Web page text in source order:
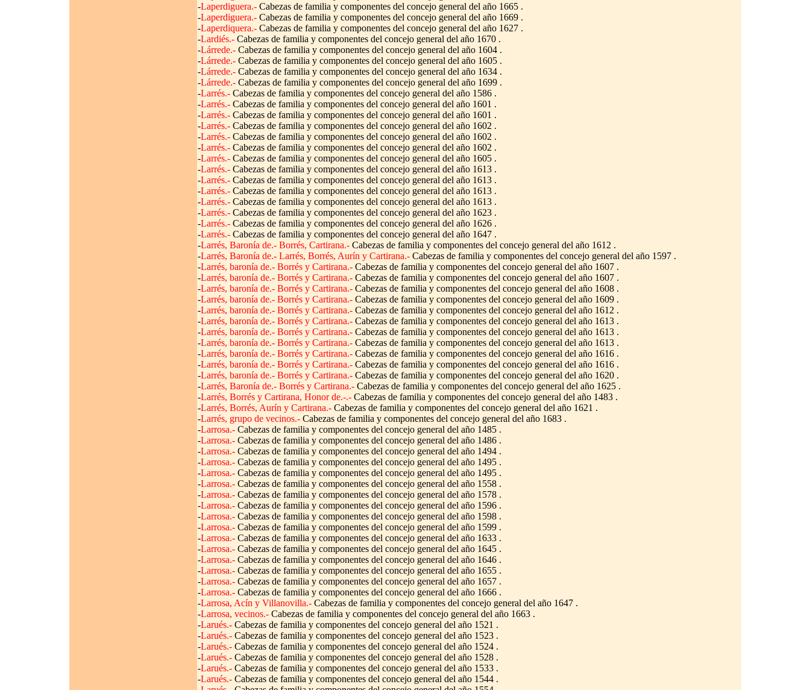
-Laperdiguera.-Cabezas de familia y componentes del concejo general del año 1665 .
-Laperdiguera.-Cabezas de familia y componentes del concejo general del año 1669 .
-Laperdiquera.-Cabezas de familia y componentes del concejo general del año 1627 .
-Lardiés.-Cabezas de familia y componentes del concejo general del año 1670 .
-Lárrede.-Cabezas de familia y componentes del concejo general del año 1604 .
-Lárrede.-Cabezas de familia y componentes del concejo general del año 1605 .
-Lárrede.-Cabezas de familia y componentes del concejo general del año 1634 .
-Lárrede.-Cabezas de familia y componentes del concejo general del año 1699 .
-Larrés.-Cabezas de familia y componentes del concejo general del año 1586 .
-Larrés.-Cabezas de familia y componentes del concejo general del año 1601 .
-Larrés.-Cabezas de familia y componentes del concejo general del año 1601 .
-Larrés.-Cabezas de familia y componentes del concejo general del año 1602 .
-Larrés.-Cabezas de familia y componentes del concejo general del año 1602 .
-Larrés.-Cabezas de familia y componentes del concejo general del año 1602 .
-Larrés.-Cabezas de familia y componentes del concejo general del año 1605 .
-Larrés.-Cabezas de familia y componentes del concejo general del año 1613 .
-Larrés.-Cabezas de familia y componentes del concejo general del año 1613 .
-Larrés.-Cabezas de familia y componentes del concejo general del año 1613 .
-Larrés.-Cabezas de familia y componentes del concejo general del año 1613 .
-Larrés.-Cabezas de familia y componentes del concejo general del año 1623 .
-Larrés.-Cabezas de familia y componentes del concejo general del año 1626 .
-Larrés.-Cabezas de familia y componentes del concejo general del año 1647 .
-Larrés, Baronía de.- Borrés, Cartirana.-Cabezas de familia y componentes del concejo general del año 1612 .
-Larrés, Baronía de.- Larrés, Borrés, Aurín y Cartirana.-Cabezas de familia y componentes del concejo general del año 1597 .
-Larrés, baronía de.- Borrés y Cartirana.-Cabezas de familia y componentes del concejo general del año 1607 .
-Larrés, baronía de.- Borrés y Cartirana.-Cabezas de familia y componentes del concejo general del año 1607 .
-Larrés, baronía de.- Borrés y Cartirana.-Cabezas de familia y componentes del concejo general del año 1608 .
-Larrés, baronía de.- Borrés y Cartirana.-Cabezas de familia y componentes del concejo general del año 1609 .
-Larrés, baronía de.- Borrés y Cartirana.-Cabezas de familia y componentes del concejo general del año 1612 .
-Larrés, baronía de.- Borrés y Cartirana.-Cabezas de familia y componentes del concejo general del año 1613 .
-Larrés, baronía de.- Borrés y Cartirana.-Cabezas de familia y componentes del concejo general del año 1613 .
-Larrés, baronía de.- Borrés y Cartirana.-Cabezas de familia y componentes del concejo general del año 1613 .
-Larrés, baronía de.- Borrés y Cartirana.-Cabezas de familia y componentes del concejo general del año 1616 .
-Larrés, baronía de.- Borrés y Cartirana.-Cabezas de familia y componentes del concejo general del año 1616 .
-Larrés, baronía de.- Borrés y Cartirana.-Cabezas de familia y componentes del concejo general del año 1620 .
-Larrés, Baronía de.- Borrés y Cartirana.-Cabezas de familia y componentes del concejo general del año 1625 .
-Larrés, Borrés y Cartirana, Honor de.-.-Cabezas de familia y componentes del concejo general del año 1483 .
-Larrés, Borrés, Aurín y Cartirana.-Cabezas de familia y componentes del concejo general del año 1621 .
-Larrés, grupo de vecinos.-Cabezas de familia y componentes del concejo general del año 1683 .
-Larrosa.-Cabezas de familia y componentes del concejo general del año 1485 .
-Larrosa.-Cabezas de familia y componentes del concejo general del año 1486 .
-Larrosa.-Cabezas de familia y componentes del concejo general del año 1494 .
-Larrosa.-Cabezas de familia y componentes del concejo general del año 1495 .
-Larrosa.-Cabezas de familia y componentes del concejo general del año 1495 .
-Larrosa.-Cabezas de familia y componentes del concejo general del año 1558 .
-Larrosa.-Cabezas de familia y componentes del concejo general del año 1578 .
-Larrosa.-Cabezas de familia y componentes del concejo general del año 1596 .
-Larrosa.-Cabezas de familia y componentes del concejo general del año 1598 .
-Larrosa.-Cabezas de familia y componentes del concejo general del año 1599 .
-Larrosa.-Cabezas de familia y componentes del concejo general del año 1633 .
-Larrosa.-Cabezas de familia y componentes del concejo general del año 1645 .
-Larrosa.-Cabezas de familia y componentes del concejo general del año 1646 .
-Larrosa.-Cabezas de familia y componentes del concejo general del año 1655 .
-Larrosa.-Cabezas de familia y componentes del concejo general del año 1657 .
-Larrosa.-Cabezas de familia y componentes del concejo general del año 1666 .
-Larrosa, Acín y Villanovilla.-Cabezas de familia y componentes del concejo general del año 1647 .
-Larrosa, vecinos.-Cabezas de familia y componentes del concejo general del año 1663 .
-Larués.-Cabezas de familia y componentes del concejo general del año 1521 .
-Larués.-Cabezas de familia y componentes del concejo general del año 1523 .
-Larués.-Cabezas de familia y componentes del concejo general del año 1524 .
-Larués.-Cabezas de familia y componentes del concejo general del año 1528 .
-Larués.-Cabezas de familia y componentes del concejo general del año 1533 .
-Larués.-Cabezas de familia y componentes del concejo general del año 1544 .